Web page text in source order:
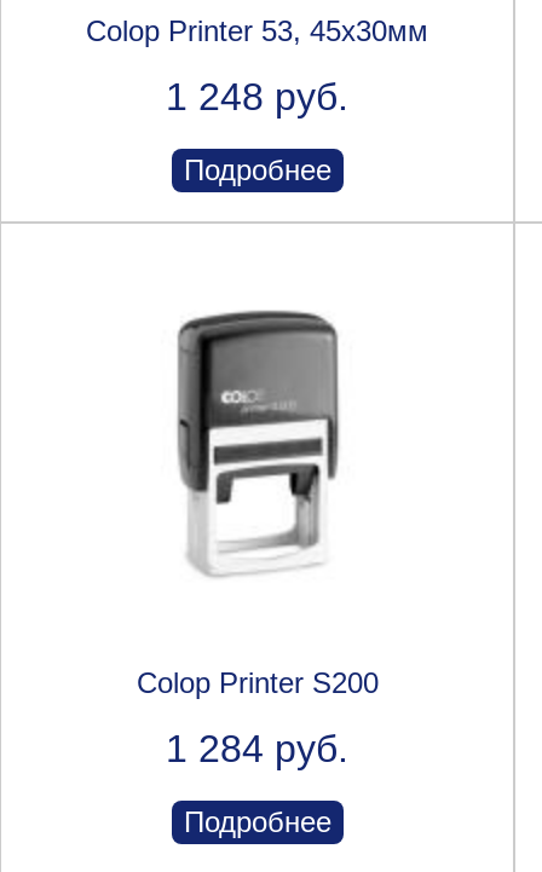
Colop Printer 53, 45x30мм
1 248 руб.
Подробнее
Colop Printer S200
1 284 руб.
Подробнее